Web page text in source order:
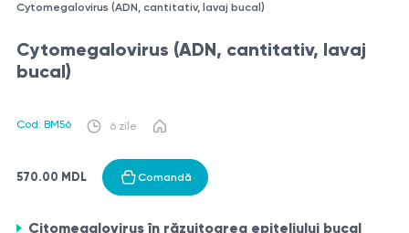
Cytomegalovirus (ADN, cantitativ, lavaj bucal)
Cytomegalovirus (ADN, cantitativ, lavaj
bucal)
Cod: BM56 6 zile
570.00 MDL Comandă
Citomegalovirus în răzuitoarea epiteliului bucal